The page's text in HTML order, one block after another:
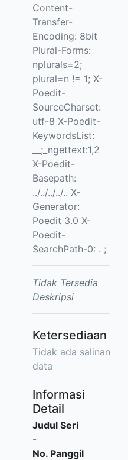
Content-
Transfer-
Encoding: 8bit
Plural-Forms:
nplurals=2;
plural=n != 1; X-
Poedit-
SourceCharset:
utf-8 X-Poedit-
KeywordsList:
__;_ngettext:1,2
X-Poedit-
Basepath:
../../../../.. X-
Generator:
Poedit 3.0 X-
Poedit-
SearchPath-0: . ;
Tidak Tersedia
Deskripsi
Ketersediaan
Tidak ada salinan
data
Informasi
Detail
Judul Seri
-
No. Panggil